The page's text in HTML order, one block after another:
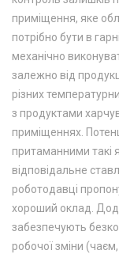
приміщення, яке
потрібно бути в
механічно
залежно від
різних
з продуктами
приміщеннях.
притаманними такі
відповідальне
роботодавці
хороший оклад.
забезпечують
робочої зміни